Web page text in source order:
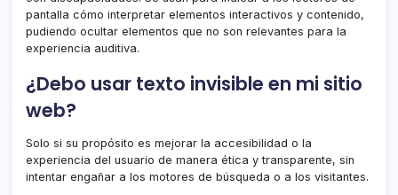
pantalla cómo interpretar elementos interactivos y contenido,
pudiendo ocultar elementos que no son relevantes para la
experiencia auditiva.
¿Debo usar texto invisible en mi sitio
web?
Solo si su propósito es mejorar la accesibilidad o la
experiencia del usuario de manera ética y transparente, sin
intentar engañar a los motores de búsqueda o a los visitantes.